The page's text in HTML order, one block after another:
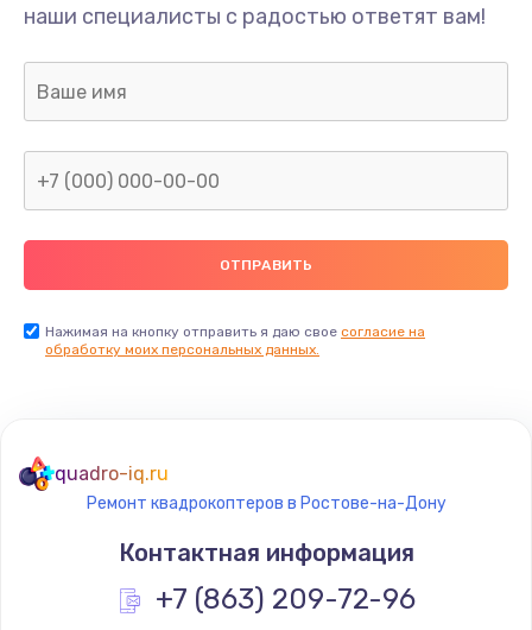
наши специалисты с радостью ответят вам!
Нажимая на кнопку отправить я даю свое согласие на
обработку моих персональных данных.
quadro-iq.ru
Ремонт квадрокоптеров в Ростове-на-Дону
Контактная информация
+7 (863) 209-72-96